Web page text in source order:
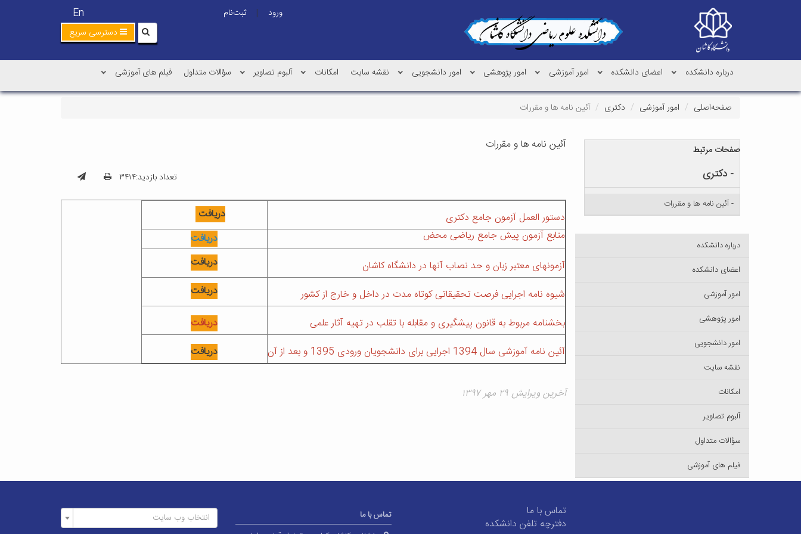
En ورود |
ثبت‌نام
دسترسی سریع
درباره دانشکده اعضای دانشکده امور آموزشی امور پژوهشی امور دانشجویی نقشه سایت امکانات آلبوم تصاویر سؤالات متداول فیلم های آموزشی
صفحه‌اصلی امور آموزشی دکتری آئین نامه ها و مقررات
آئین نامه ها و مقررات
تعداد بازدید:۳۴۱۴
دستور العمل آزمون جامع دکتری
دریافت
منابع آزمون پیش جامع ریاضی محض
دریافت
آزمونهای معتبر زبان و حد نصاب آنها در دانشگاه کاشان
دریافت
شیوه نامه اجرایی فرصت تحقیقاتی کوتاه مدت در داخل و خارج از کشور
دریافت
بخشنامه مربوط به قانون پیشگیری و مقابله با تقلب در تهیه آثار علمی
دریافت
آئین نامه آموزشی سال 1394 اجرایی برای دانشجویان ورودی 1395 و بعد از آن
دریافت
آخرین ویرایش ۲۹ مهر ۱۳۹۷
صفحات مرتبط
- دکتری
- آئین نامه ها و مقررات
درباره دانشکده
اعضای دانشکده
امور آموزشی
امور پژوهشی
امور دانشجویی
نقشه سایت
امکانات
آلبوم تصاویر
سؤالات متداول
فیلم های آموزشی
تماس با ما
دفترچه تلفن دانشکده
تماس با ما انتخاب وب سایت